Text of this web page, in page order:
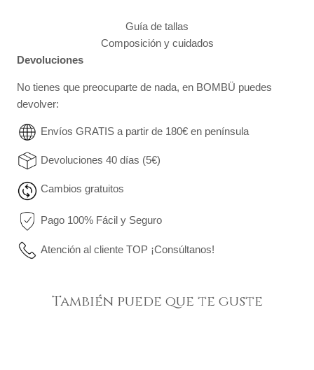
Guía de tallas
Composición y cuidados
Devoluciones
No tienes que preocuparte de nada, en BOMBÜ puedes
devolver:
Envíos GRATIS a partir de 180€ en península
Devoluciones 40 días (5€)
Cambios gratuitos
Pago 100% Fácil y Seguro
Atención al cliente TOP ¡Consúltanos!
También puede que te guste